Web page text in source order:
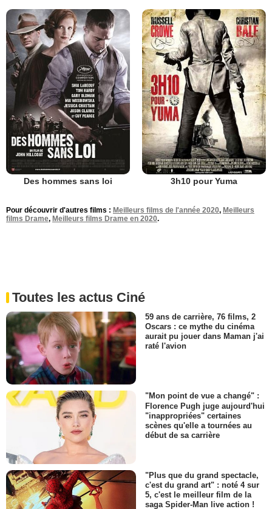
Des hommes sans loi 3h10 pour Yuma
Pour découvrir d'autres films : Meilleurs films de l'année 2020, Meilleurs
films Drame, Meilleurs films Drame en 2020.
Toutes les actus Ciné
59 ans de carrière, 76 films, 2
Oscars : ce mythe du cinéma
aurait pu jouer dans Maman j'ai
raté l'avion
"Mon point de vue a changé" :
Florence Pugh juge aujourd'hui
"inappropriées" certaines
scènes qu'elle a tournées au
début de sa carrière
"Plus que du grand spectacle,
c'est du grand art" : noté 4 sur
5, c'est le meilleur film de la
saga Spider-Man live action !